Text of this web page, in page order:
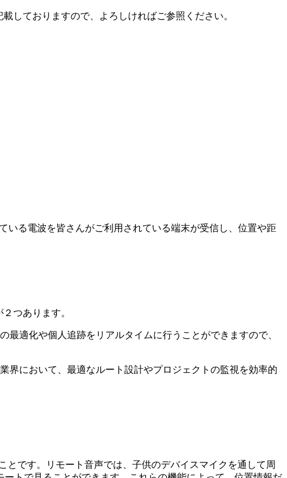
しておりますので、よろしければご参照ください。
いる電波を皆さんがご利用されている端末が受信し、位置や距
つあります。
適化や個人追跡をリアルタイムに行うことができますので、
界において、最適なルート設計やプロジェクトの監視を効率的
とです。リモート音声では、子供のデバイスマイクを通して周